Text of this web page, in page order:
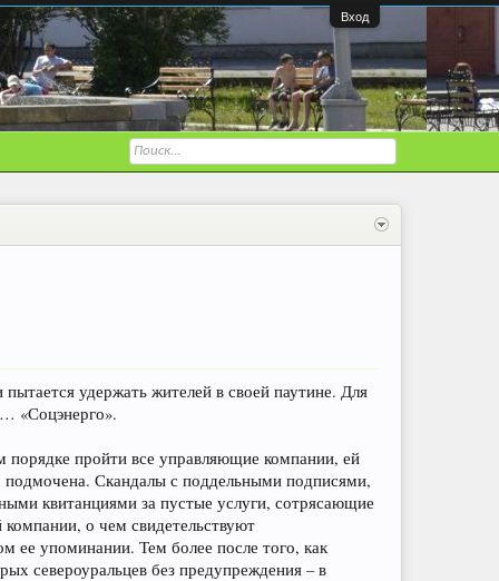
Вход
удержать жителей в своей паутине. Для
«Соцэнерго».
порядке пройти все управляющие компании, ей
Скандалы с поддельными подписями,
квитанциями за пустые услуги, сотрясающие
о чем свидетельствуют
ее упоминании. Тем более после того, как
североуральцев без предупреждения – в